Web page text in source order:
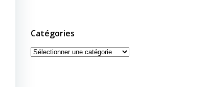
Catégories
Catégories